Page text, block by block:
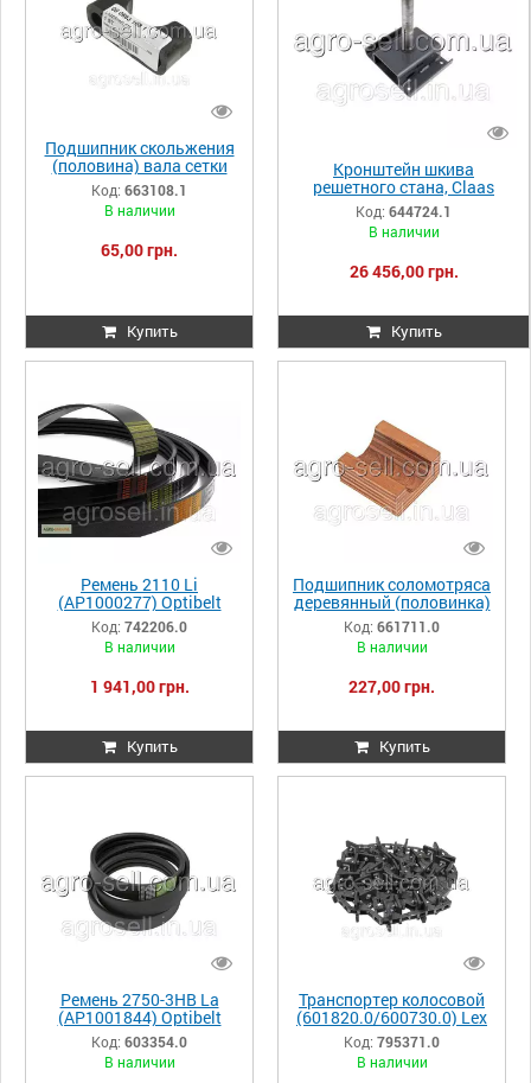
Подшипник скольжения
(половина) вала сетки
радиатора, Claas
Tuc/Meg/Lex 663108.1
663108 0006631081
Код: 663108.1
В наличии
65,00 грн.
Купить
Кронштейн шкива
решетного стана, Claas
Lex.670/640/600/580/570/5
60/540/480/470/460/440
644724.1 644724
Код: 644724.1
В наличии
26 456,00 грн.
Купить
Ремень 2110 Li
(AP1000277) Optibelt
(Герм.), Claas
Tuc.580/570/320,
Jag.880/860 742206.0
Код: 742206.0
В наличии
1 941,00 грн.
Купить
Подшипник соломотряса
деревянный (половинка)
/18AP003111
M208/218/360,
Dom108/118, Tuc340/440
Код: 661711.0
В наличии
227,00 грн.
Купить
Ремень 2750-3HB La
(AP1001844) Optibelt
(Герм.), Claas
Dom.118/108/106
603354.0 603354
Код: 603354.0
В наличии
Транспортер колосовой
(601820.0/600730.0) Lex
570-600 (41 скр) 795371.0
795371 0007953710
Код: 795371.0
В наличии